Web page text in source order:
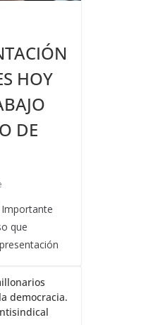
HOY
DE
que
democracia.